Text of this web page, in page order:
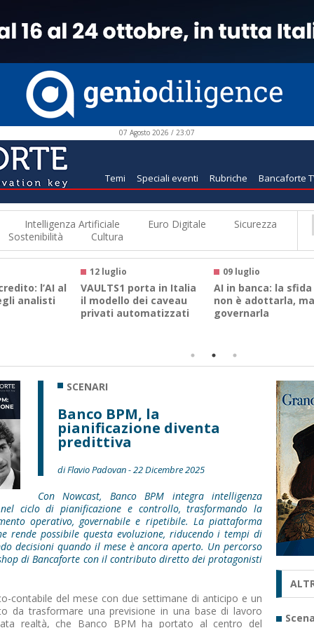
07 Agosto 2026 / 23:07
Temi Speciali eventi Rubriche Bancaforte
Intelligenza Artificiale Euro Digitale
Sicurezza
Sostenibilità Cultura
l’AI al
analisti
12 luglio
VAULTS1 porta in Italia
il modello dei caveau
privati automatizzati
09 luglio
AI in banca: la sfida
non è adottarla, ma
governarla
SCENARI
Banco BPM, la
pianificazione diventa
predittiva
di Flavio Padovan - 22 Dicembre 2025
Con Nowcast, Banco BPM integra intelligenza
ciclo di pianificazione e controllo, trasformando la
operativo, governabile e ripetibile. La piattaforma
rende possibile questa evoluzione, riducendo i tempi di
decisioni quando il mese è ancora aperto. Un percorso
di Bancaforte con il contributo diretto dei protagonisti
contabile del mese con due settimane di anticipo e un
da trasformare una previsione in una base di lavoro
realtà, che Banco BPM ha portato al centro del